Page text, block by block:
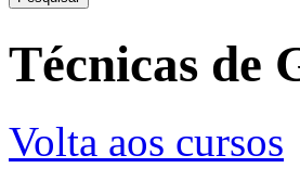
Técnicas de
Volta aos cursos